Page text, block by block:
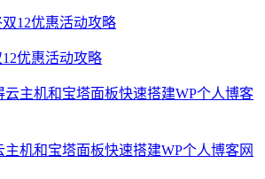
优惠活动攻略
机和宝塔面板快速搭建WP个人博客网